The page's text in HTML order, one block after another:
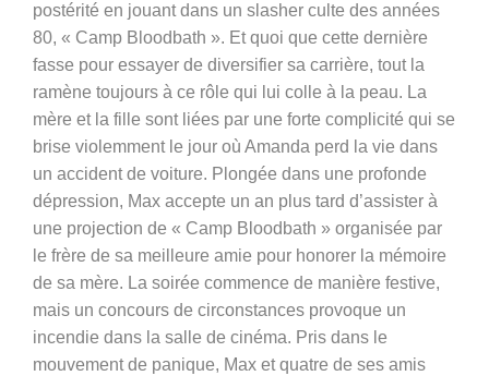
postérité en jouant dans un slasher culte des années
80, « Camp Bloodbath ». Et quoi que cette dernière
fasse pour essayer de diversifier sa carrière, tout la
ramène toujours à ce rôle qui lui colle à la peau. La
mère et la fille sont liées par une forte complicité qui se
brise violemment le jour où Amanda perd la vie dans
un accident de voiture. Plongée dans une profonde
dépression, Max accepte un an plus tard d’assister à
une projection de « Camp Bloodbath » organisée par
le frère de sa meilleure amie pour honorer la mémoire
de sa mère. La soirée commence de manière festive,
mais un concours de circonstances provoque un
incendie dans la salle de cinéma. Pris dans le
mouvement de panique, Max et quatre de ses amis